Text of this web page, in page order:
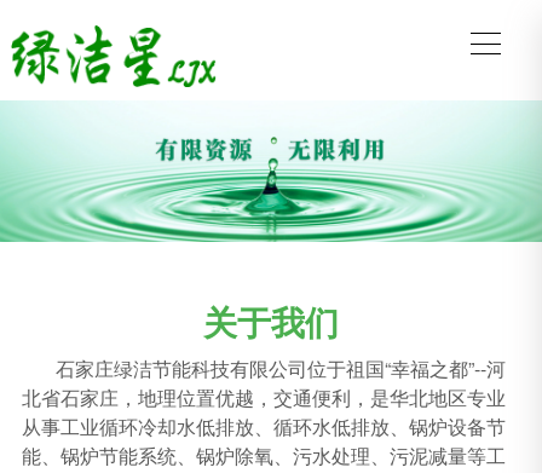
关于我们
石家庄绿洁节能科技有限公司位于祖国“幸福之都”--河
北省石家庄，地理位置优越，交通便利，是华北地区专业
从事工业循环冷却水低排放、循环水低排放、锅炉设备节
能、锅炉节能系统、锅炉除氧、污水处理、污泥减量等工